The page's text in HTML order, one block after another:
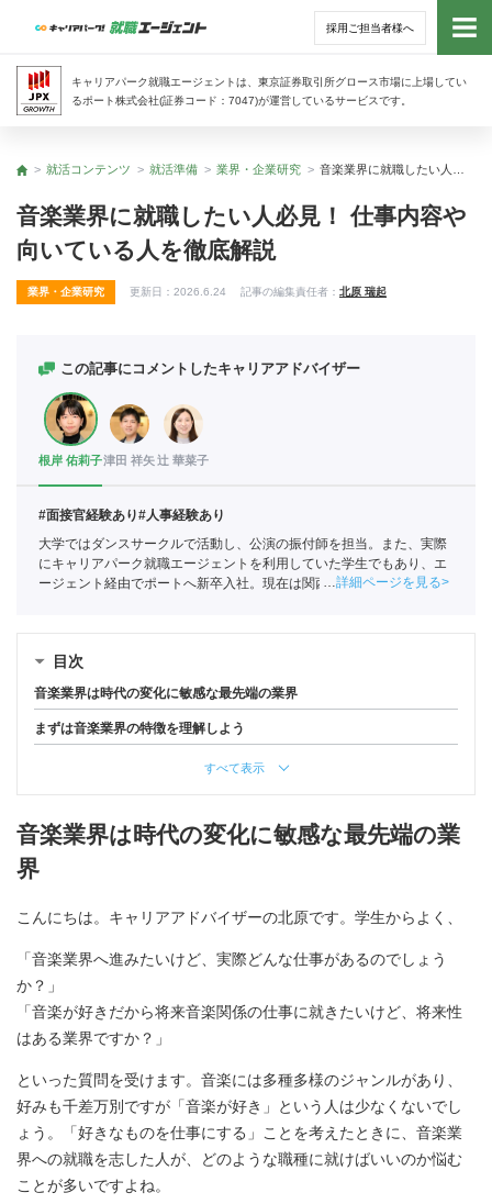
採用ご担当者様へ
キャリアパーク就職エージェントは、東京証券取引所グロース市場に上場してい
るポート株式会社(証券コード：7047)が運営しているサービスです。
トッ
トップ
就活コンテンツ 就活準備 業界・企業研究
音楽業界に就職したい人必見！ 仕事内容や
向いている人を徹底解説
業界・企業研究 更新日： 2026.6.24 記事の編集責任者： 北原 瑞起
この記事にコメントしたキャリアアドバイザー
根岸 佑莉子津田 祥矢辻 華菜子
#面接官経験あり#人事経験あり
大学ではダンスサークルで活動し、公演の振付師を担当。また、実際
にキャリアパーク就職エージェントを利用していた学生でもあり、エ
ージェント経由でポートへ新卒入社。現在は関西の学生への支援を中
詳細ページを見る
目次
音楽業界は時代の変化に敏感な最先端の業界
まずは音楽業界の特徴を理解しよう
すべて表示
音楽業界は時代の変化に敏感な最先端の業
界
こんにちは。キャリアアドバイザーの北原です。学生からよく、
「音楽業界へ進みたいけど、実際どんな仕事があるのでしょう
か？」
「音楽が好きだから将来音楽関係の仕事に就きたいけど、将来性
はある業界ですか？」
といった質問を受けます。音楽には多種多様のジャンルがあり、
好みも千差万別ですが「音楽が好き」という人は少なくないでし
ょう。「好きなものを仕事にする」ことを考えたときに、音楽業
界への就職を志した人が、どのような職種に就けばいいのか悩む
ことが多いですよね。